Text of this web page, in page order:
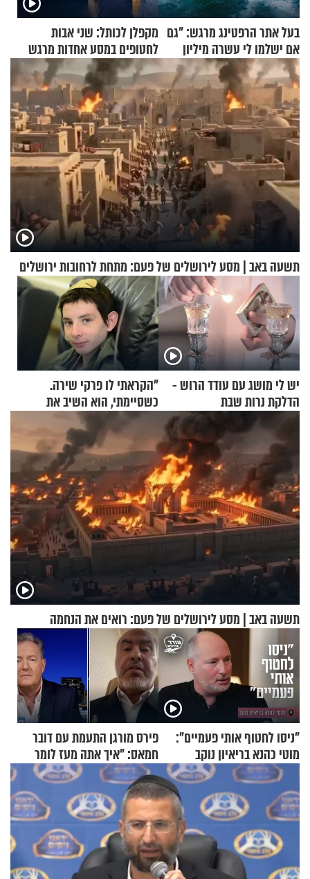
בעל אתר הרפטינג מרגש: "גם
אם ישלמו לי עשרה מיליון
שקלים - לא אפתח בשבת"
מקפלן לכותל: שני אבות
לחטופים במסע אחדות מרגש
תשעה באב | מסע לירושלים של פעם: מתחת לרחובות ירושלים
יש לי מושג עם עודד הרוש -
הדלקת נרות שבת
"הקראתי לו פרקי שירה.
כשסיימתי, הוא השיב את
נשמתו לבורא"
תשעה באב | מסע לירושלים של פעם: רואים את הנחמה
"ניסו לחטוף אותי פעמיים":
מוטי כהנא בריאיון נוקב
פירס מורגן התעמת עם דובר
חמאס: "איך אתה מעז לומר
שלא ביצעתם פשעי מלחמה?!"